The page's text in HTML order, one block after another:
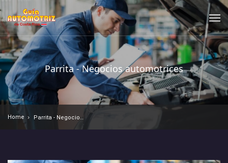
Parrita - Negocios automotrices
Home